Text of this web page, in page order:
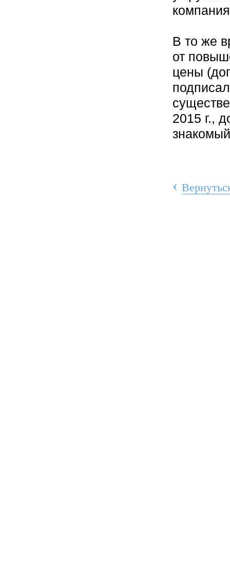
В то же
от
цены
2015 г.,
‹